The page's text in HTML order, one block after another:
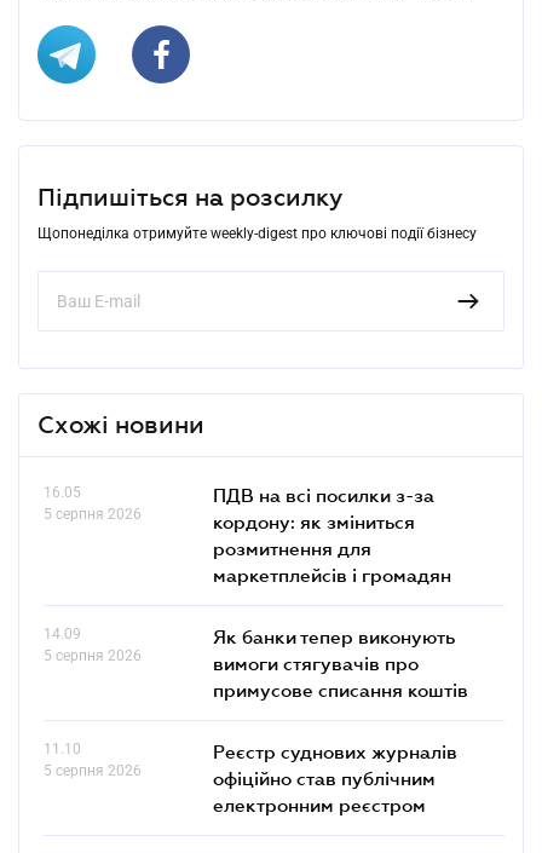
Підпишіться на розсилку
Щопонеділка отримуйте weekly-digest про ключові події бізнесу
Схожі новини
16.05
5 серпня 2026
ПДВ на всі посилки з-за
кордону: як зміниться
розмитнення для
маркетплейсів і громадян
14.09
5 серпня 2026
Як банки тепер виконують
вимоги стягувачів про
примусове списання коштів
11.10
5 серпня 2026
Реєстр суднових журналів
офіційно став публічним
електронним реєстром